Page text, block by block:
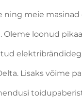
ning meie masinad
loonud
Lisaks võime